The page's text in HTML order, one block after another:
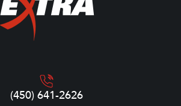
(450) 641-2626